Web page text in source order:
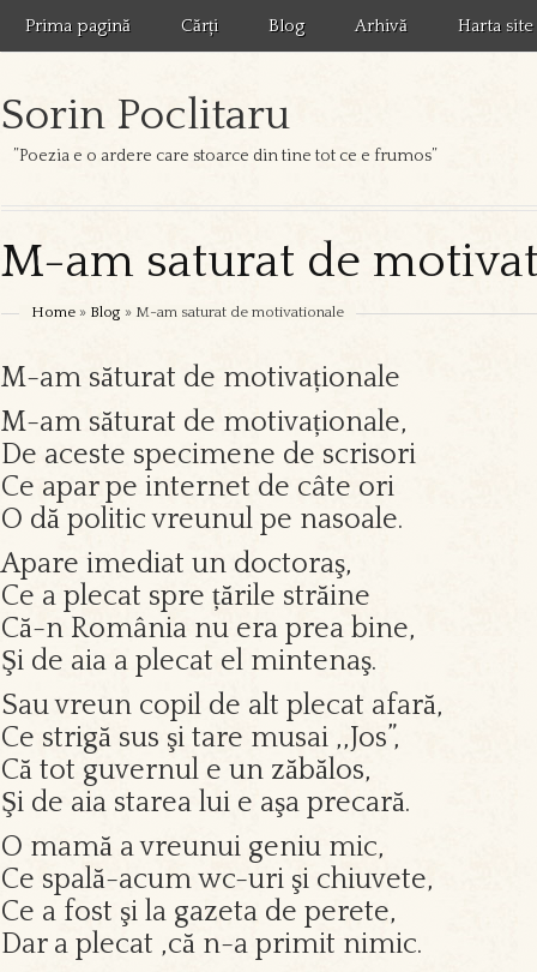
Prima pagină Cărți Blog Arhivă Harta site
Sorin Poclitaru
”Poezia e o ardere care stoarce din tine tot ce e frumos”
M-am saturat de
Home » Blog » M-am saturat de motivationale
M-am săturat de motivaționale
M-am săturat de motivaționale,
De aceste specimene de scrisori
Ce apar pe internet de câte ori
O dă politic vreunul pe nasoale.
Apare imediat un doctoraş,
Ce a plecat spre țările străine
Că-n România nu era prea bine,
Şi de aia a plecat el mintenaş.
Sau vreun copil de alt plecat afară,
Ce strigă sus şi tare musai ,,Jos”,
Că tot guvernul e un zăbălos,
Şi de aia starea lui e aşa precară.
O mamă a vreunui geniu mic,
Ce spală-acum wc-uri şi chiuvete,
Ce a fost şi la gazeta de perete,
Dar a plecat ,că n-a primit nimic.